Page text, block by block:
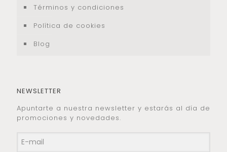
Términos y condiciones
Política de cookies
Blog
NEWSLETTER
Apuntarte a nuestra newsletter y estarás al día de
promociones y novedades.